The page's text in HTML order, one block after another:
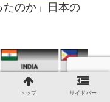
のか」日本の
トップ サイドバー